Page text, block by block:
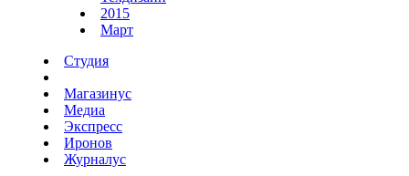
2015
Март
Студия
Магазинус
Медиа
Экспресс
Иронов
Журналус